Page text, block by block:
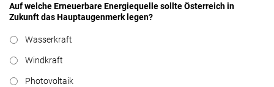
Hier geht’s zu allen Kommentaren
Auf welche Erneuerbare Energiequelle sollte Österreich in
Zukunft das Hauptaugenmerk legen?
Wasserkraft
Windkraft
Photovoltaik